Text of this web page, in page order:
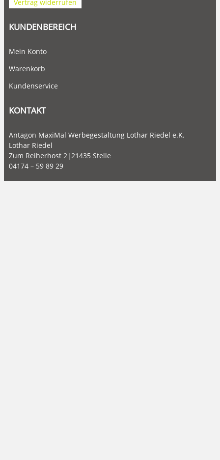
Vertrag widerrufen
KUNDENBEREICH
Mein Konto
Warenkorb
Kundenservice
KONTAKT
Antagon MaxiMal Werbegestaltung Lothar Riedel e.K.
Lothar Riedel
Zum Reiherhost 2|21435 Stelle
04174 – 59 89 29